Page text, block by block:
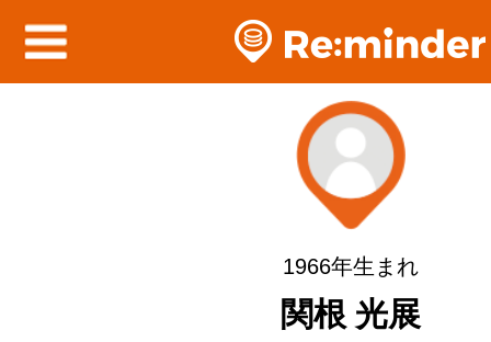
1966年生まれ
関根 光展